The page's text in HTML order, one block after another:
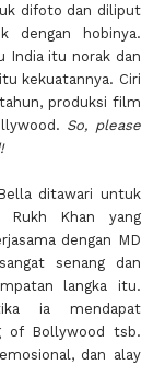
difoto dan diliput
dengan hobinya.
India itu norak dan
kekuatannya. Ciri
produksi film
So, please
ditawari untuk
Rukh Khan yang
dengan MD
senang dan
langka itu.
ia mendapat
of Bollywood tsb.
dan alay